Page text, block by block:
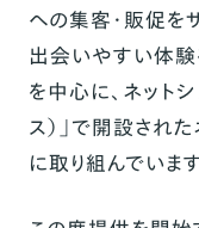
への集客・販促を
出会いやすい体験
を中心に、ネット
ス）」で開設され
に取り組んでいます